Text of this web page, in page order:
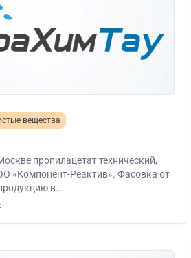
вещества
пропилацетат технический,
«Компонент-Реактив». Фасовка от
в...